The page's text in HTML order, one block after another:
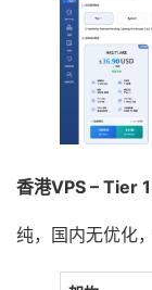
香港VPS – Tier 1
纯，国内无优化